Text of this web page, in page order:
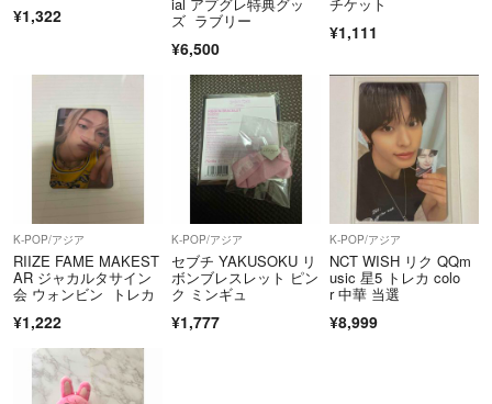
¥1,322 ズ ラブリー
¥6,500
¥1,111
K-POP/アジア
RIIZE FAME MAKEST
AR ジャカルタサイン
会 ウォンビン トレカ
¥1,222
K-POP/アジア
セブチ YAKUSOKU リ
ボンブレスレット ピン
ク ミンギュ
¥1,777
K-POP/アジア
NCT WISH リク QQm
usic 星5 トレカ colo
r 中華 当選
¥8,999